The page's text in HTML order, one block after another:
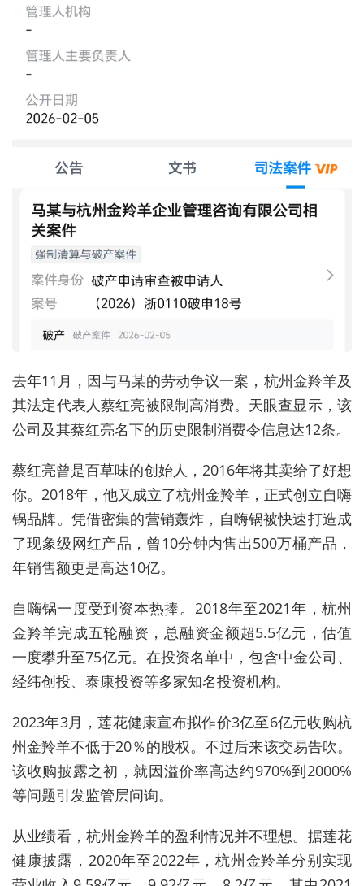
去年11月， 因与马某的劳动争议一案， 杭州金羚羊及
其法定代表人蔡红亮被限制高消费。天眼查显示，该
公司及其蔡红亮名下的历史限制消费令信息达12条。
蔡红亮曾是百草味的创始人，2016年将其卖给了好想
你。2018年，他又成立了杭州金羚羊，正式创立自嗨
锅品牌。凭借密集的营销轰炸，自嗨锅被快速打造成
了现象级网红产品，曾10分钟内售出500万桶产品，
年销售额更是高达10亿。
自嗨锅一度受到资本热捧。 2018年至2021年，杭州
金羚羊完成五轮融资，总融资金额超5.5亿元，估值
一度攀升至75亿元。在投资名单中，包含中金公司 、
经纬创投、 泰康投资等多家知名投资机构。
2023年3月，莲花健康宣布拟作价3亿至6亿元收购杭
州金羚羊不低于20％的股权。不过后来该交易告吹。
该收购披露之初，就因溢价率高达约970%到2000%
等问题引发监管层问询。
从业绩看， 杭州金羚羊的盈利情况并不理想。 据莲花
健康披露，2020年至2022年，杭州金羚羊分别实现